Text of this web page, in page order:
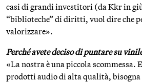
casi di grandi investitori (da Kkr in
“biblioteche” di diritti, vuol dire che
valorizzare».
Perché avete deciso di puntare su
«La nostra è una piccola scommessa.
prodotti audio di alta qualità, bisogna